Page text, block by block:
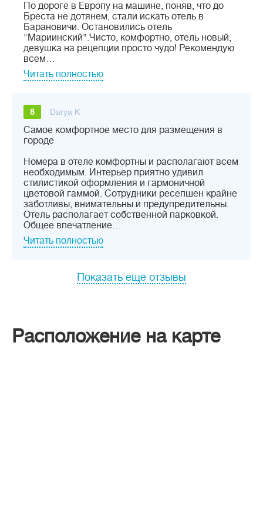
По дороге в Европу на машине, поняв, что до
Бреста не дотянем, стали искать отель в
Барановичи. Остановились отель
"Мариинский".Чисто, комфортно, отель новый,
девушка на рецепции просто чудо! Рекомендую
всем…
Читать полностью
8 Darya K
Самое комфортное место для размещения в
городе
Номера в отеле комфортны и располагают всем
необходимым. Интерьер приятно удивил
стилистикой оформления и гармоничной
цветовой гаммой. Сотрудники ресепшен крайне
заботливы, внимательны и предупредительны.
Отель располагает собственной парковкой.
Общее впечатление…
Читать полностью
Показать еще отзывы
Расположение на карте